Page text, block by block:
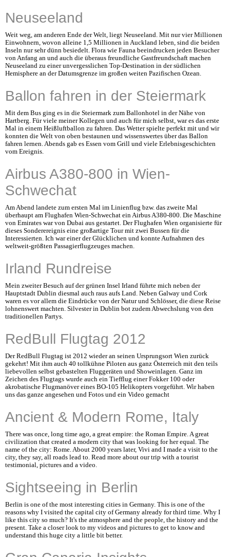
Neuseeland
Weit weg, am anderen Ende der Welt, liegt Neuseeland. Mit nur vier Millionen
Einwohnern, wovon alleine 1,5 Millionen in Auckland leben, sind die beiden
Inseln nur sehr dünn besiedelt. Flora wie Fauna beeindrucken jeden Besucher
von Anfang an und auch die überaus freundliche Gastfreundschaft machen
Neuseeland zu einer unvergesslichen Top-Destination in der südlichen
Hemisphere an der Datumsgrenze im großen weiten Pazifischen Ozean.
Ballon fahren in der Steiermark
Mit dem Bus ging es in die Steiermark zum Ballonhotel in der Nähe von
Hartberg. Für viele meiner Kollegen und auch für mich selbst, war es das erste
Mal in einem Heißluftballon zu fahren. Das Wetter spielte perfekt mit und wir
konnten die Welt von oben bestaunen und wissenswertes über das Ballon
fahren lernen. Abends gab es Essen vom Grill und viele Erlebnisgeschichten
vom Ereignis.
Airbus A380-800 in Wien-
Schwechat
Am Abend landete zum ersten Mal im Linienflug bzw. das zweite Mal
überhaupt am Flughafen Wien-Schwechat ein Airbus A380-800. Die Maschine
von Emirates war von Dubai aus gestartet. Der Flughafen Wien organisierte für
dieses Sonderereignis eine großartige Tour mit zwei Bussen für die
Interessierten. Ich war einer der Glücklichen und konnte Aufnahmen des
weltweit-größten Passagierflugzeuges machen.
Irland Rundreise
Mein zweiter Besuch auf der grünen Insel Irland führte mich neben der
Hauptstadt Dublin diesmal auch raus aufs Land. Neben Galway und Cork
waren es vor allem die Eindrücke von der Natur und Schlösser, die diese Reise
lohnenswert machten. Silvester in Dublin bot zudem Abwechslung von den
traditionellen Partys.
RedBull Flugtag 2012
Der RedBull Flugtag ist 2012 wieder an seinen Ursprungsort Wien zurück
gekehrt! Mit ihm auch 40 tollkühne Piloten aus ganz Österreich mit den teils
liebevollen selbst gebastelten Fluggeräten und Showeinlagen. Ganz im
Zeichen des Flugtags wurde auch ein Tiefflug einer Fokker 100 oder
akrobatische Flugmanöver eines BO-105 Helikopters vorgeführt. Wir haben
uns das ganze angesehen und Fotos und ein Video gemacht
Ancient & Modern Rome, Italy
There was once, long time ago, a great empire: the Roman Empire. A great
civilization that created a modern city that was looking for her equal. The
name of the city: Rome. About 2000 years later, Vivi and I made a visit to the
city, they say, all roads lead to. Read more about our trip with a tourist
testimonial, pictures and a video.
Sightseeing in Berlin
Berlin is one of the most interesting cities in Germany. This is one of the
reasons why I visited the capital city of Germany already for third time. Why I
like this city so much? It's the atmosphere and the people, the history and the
present. Take a closer look to my videos and pictures to get to know and
understand this huge city a little bit better.